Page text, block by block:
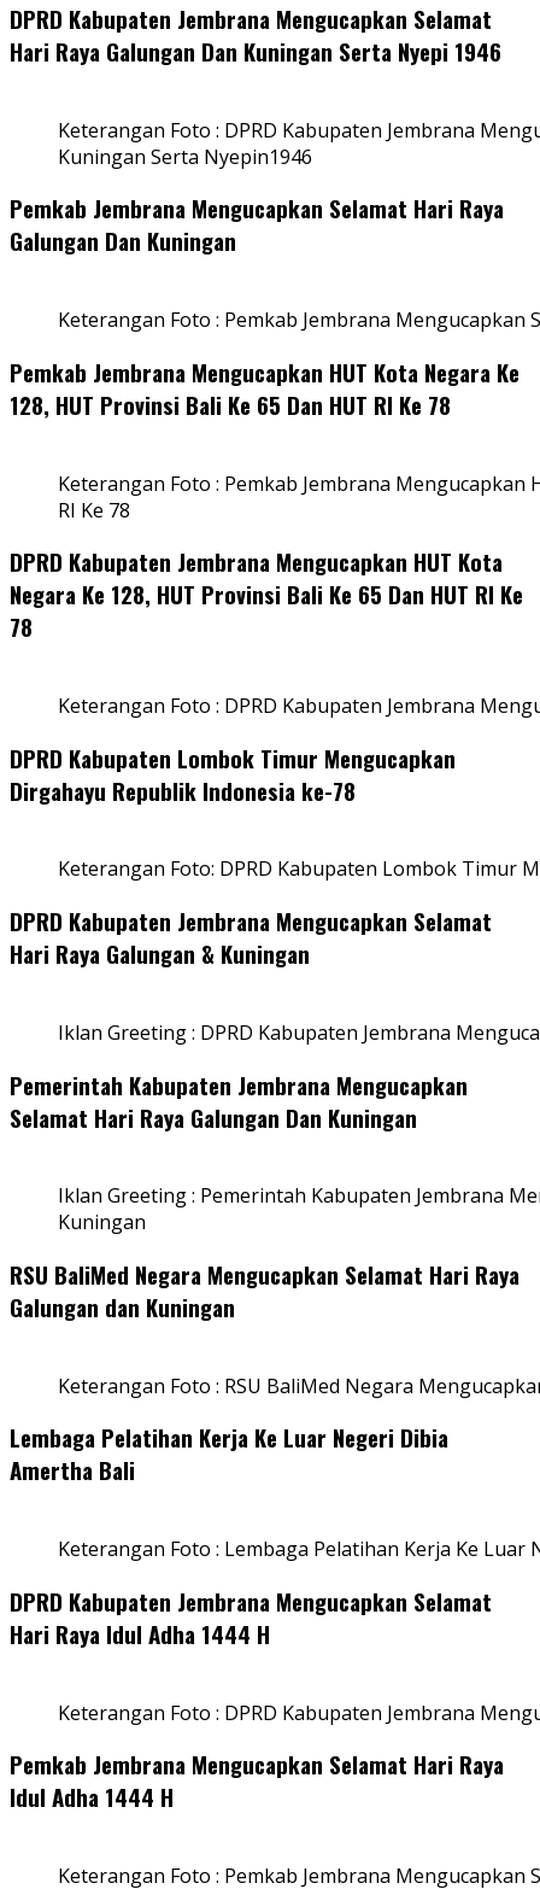
DPRD Kabupaten Jembrana Mengucapkan Selamat
Hari Raya Galungan Dan Kuningan Serta Nyepi 1946
Keterangan Foto : DPRD Kabupaten Jembrana
Kuningan Serta Nyepin1946
Pemkab Jembrana Mengucapkan Selamat Hari Raya
Galungan Dan Kuningan
Keterangan Foto : Pemkab Jembrana Mengucapkan
Pemkab Jembrana Mengucapkan HUT Kota Negara Ke
128, HUT Provinsi Bali Ke 65 Dan HUT RI Ke 78
Keterangan Foto : Pemkab Jembrana Mengucapkan
RI Ke 78
DPRD Kabupaten Jembrana Mengucapkan HUT Kota
Negara Ke 128, HUT Provinsi Bali Ke 65 Dan HUT RI Ke
78
Keterangan Foto : DPRD Kabupaten Jembrana
DPRD Kabupaten Lombok Timur Mengucapkan
Dirgahayu Republik Indonesia ke-78
Keterangan Foto: DPRD Kabupaten Lombok Timur
DPRD Kabupaten Jembrana Mengucapkan Selamat
Hari Raya Galungan & Kuningan
Iklan Greeting : DPRD Kabupaten Jembrana
Pemerintah Kabupaten Jembrana Mengucapkan
Selamat Hari Raya Galungan Dan Kuningan
Iklan Greeting : Pemerintah Kabupaten Jembrana
Kuningan
RSU BaliMed Negara Mengucapkan Selamat Hari Raya
Galungan dan Kuningan
Keterangan Foto : RSU BaliMed Negara
Lembaga Pelatihan Kerja Ke Luar Negeri Dibia
Amertha Bali
Keterangan Foto : Lembaga Pelatihan Kerja Ke Luar
DPRD Kabupaten Jembrana Mengucapkan Selamat
Hari Raya Idul Adha 1444 H
Keterangan Foto : DPRD Kabupaten Jembrana
Pemkab Jembrana Mengucapkan Selamat Hari Raya
Idul Adha 1444 H
Keterangan Foto : Pemkab Jembrana Mengucapkan